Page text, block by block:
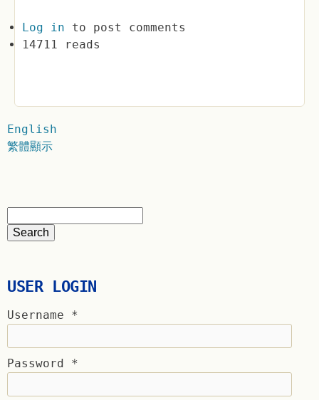
Log in to post comments
14711 reads
English
繁體顯示
USER LOGIN
Username *
Password *